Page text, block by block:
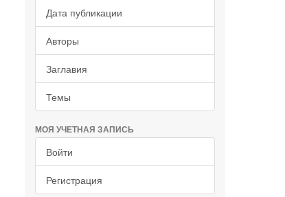
Дата публикации
Авторы
Заглавия
Темы
МОЯ УЧЕТНАЯ ЗАПИСЬ
Войти
Регистрация